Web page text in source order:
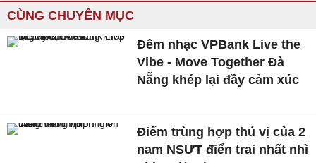
CÙNG CHUYÊN MỤC
Đêm nhạc VPBank Live the
Vibe - Move Together Đà
Nẵng khép lại đầy cảm xúc
Điểm trùng hợp thú vị của 2
nam NSƯT điển trai nhất nhì